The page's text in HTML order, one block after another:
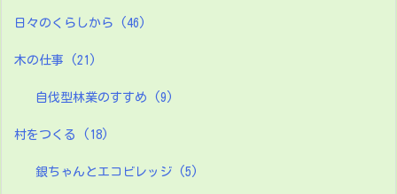
日々のくらしから (46)
木の仕事 (21)
自伐型林業のすすめ (9)
村をつくる (18)
銀ちゃんとエコビレッジ (5)